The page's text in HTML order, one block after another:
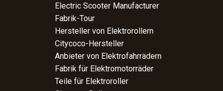
Electric Scooter Manufacturer
Fabrik-Tour
Hersteller von Elektrorollern
Citycoco-Hersteller
Anbieter von Elektrofahrrädern
Fabrik für Elektromotorräder
Teile für Elektroroller